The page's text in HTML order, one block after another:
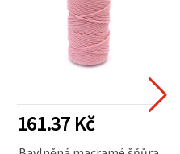
161.37 Kč